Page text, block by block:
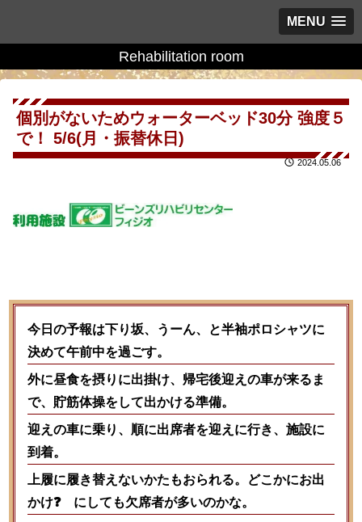
MENU
Rehabilitation room
個別がないためウォーターベッド30分 強度５
で！ 5/6(月・振替休日)
2024.05.06
今日の予報は下り坂、うーん、と半袖ポロシャツに
決めて午前中を過ごす。
外に昼食を摂りに出掛け、帰宅後迎えの車が来るま
で、貯筋体操をして出かける準備。
迎えの車に乗り、順に出席者を迎えに行き、施設に
到着。
上履に履き替えないかたもおられる。どこかにお出
かけ❓ にしても欠席者が多いのかな。